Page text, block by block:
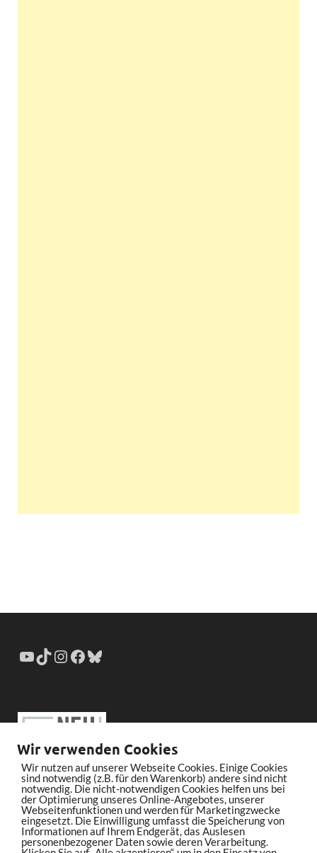
Wir verwenden Cookies
Wir nutzen auf unserer Webseite Cookies. Einige Cookies
sind notwendig (z.B. für den Warenkorb) andere sind nicht
notwendig. Die nicht-notwendigen Cookies helfen uns bei
der Optimierung unseres Online-Angebotes, unserer
Webseitenfunktionen und werden für Marketingzwecke
eingesetzt. Die Einwilligung umfasst die Speicherung von
Informationen auf Ihrem Endgerät, das Auslesen
personenbezogener Daten sowie deren Verarbeitung.